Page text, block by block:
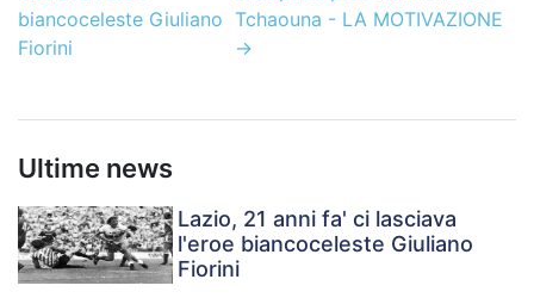
biancoceleste Giuliano
Fiorini
Tchaouna - LA MOTIVAZIONE
→
Ultime news
Lazio, 21 anni fa' ci lasciava
l'eroe biancoceleste Giuliano
Fiorini